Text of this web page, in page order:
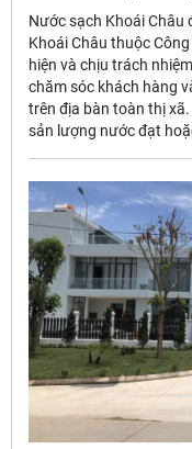
Nước sạch Khoái Châu
Khoái Châu thuộc
hiện và chịu trách
chăm sóc khách hàng
trên địa bàn toàn thị
sản lượng nước đạt